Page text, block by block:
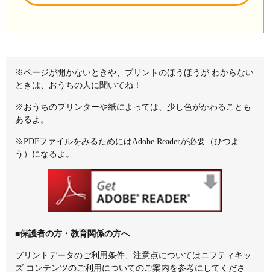
※ページが開かないときや、プリントのほうほうが わからない
ときは、おうちの人に聞いてね！
※おうちのプリンターや紙によっては、少し色がかわることも
あるよ。
※PDFファイルをみるためにはAdobe Readerが必要（ひつよ
う）になるよ。
■保護者の方・教育関係の方へ
プリントデータのご利用条件、注意点についてはニフティキッ
ズ コンテンツのご利用についてのご案内を参考にしてくださ